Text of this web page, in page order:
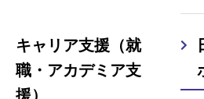
キャリア支援（就
職・アカデミア支
援）